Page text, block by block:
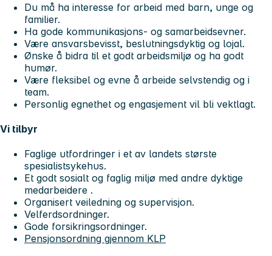
Du må ha interesse for arbeid med barn, unge og
familier.
Ha gode kommunikasjons- og samarbeidsevner.
Være ansvarsbevisst, beslutningsdyktig og lojal.
Ønske å bidra til et godt arbeidsmiljø og ha godt
humør.
Være fleksibel og evne å arbeide selvstendig og i
team.
Personlig egnethet og engasjement vil bli vektlagt.
Vi tilbyr
Faglige utfordringer i et av landets største
spesialistsykehus.
Et godt sosialt og faglig miljø med andre dyktige
medarbeidere .
Organisert veiledning og supervisjon.
Velferdsordninger.
Gode forsikringsordninger.
Pensjonsordning gjennom KLP